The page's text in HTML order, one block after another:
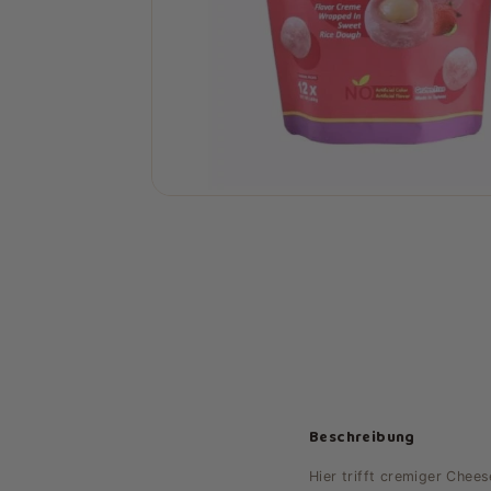
Beschreibung
Hier trifft cremiger